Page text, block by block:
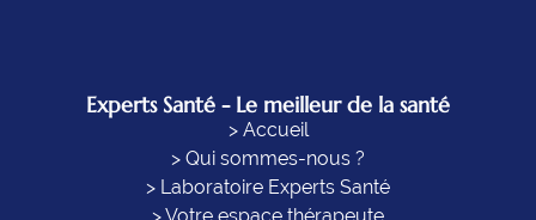
Experts Santé - Le meilleur de la santé
> Accueil
> Qui sommes-nous ?
> Laboratoire Experts Santé